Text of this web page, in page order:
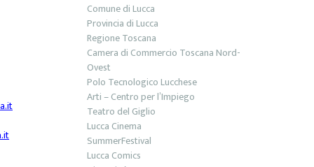
Comune di Lucca
Provincia di Lucca
Regione Toscana
Camera di Commercio Toscana Nord-
Ovest
Polo Tecnologico Lucchese
Arti – Centro per l’Impiego
Teatro del Giglio
Lucca Cinema
SummerFestival
Lucca Comics